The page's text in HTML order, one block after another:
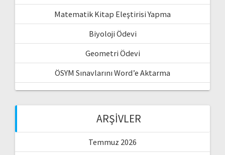
Matematik Kitap Eleştirisi Yapma
Biyoloji Ödevi
Geometri Ödevi
ÖSYM Sınavlarını Word’e Aktarma
ARŞIVLER
Temmuz 2026